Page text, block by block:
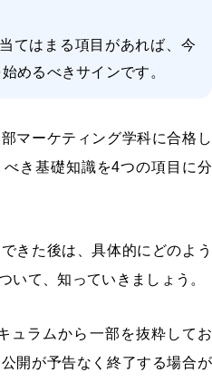
てはまる項目があれば、今
めるべきサインです。
マーケティング学科に合格し
べき基礎知識を4つの項目に分
きた後は、具体的にどのよう
いて、知っていきましょう。
ュラムから一部を抜粋してお
開が予告なく終了する場合が